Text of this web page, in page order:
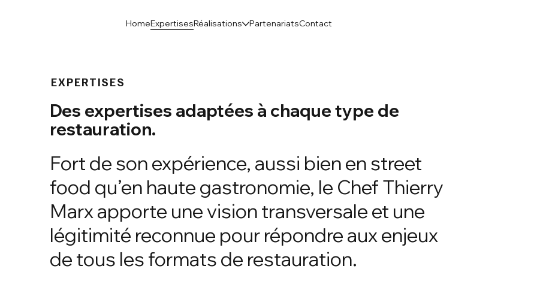
HomeExpertisesRéalisations PartenariatsContact
EXPERTISES
Des expertises adaptées à chaque type de
restauration.
Fort de son expérience, aussi bien en street
food qu’en haute gastronomie, le Chef Thierry
Marx apporte une vision transversale et une
légitimité reconnue pour répondre aux enjeux
de tous les formats de restauration.